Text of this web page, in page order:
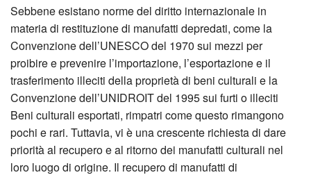
Sebbene esistano norme del diritto internazionale in
materia di restituzione di manufatti depredati, come la
Convenzione dell’UNESCO del 1970 sui mezzi per
proibire e prevenire l’importazione, l’esportazione e il
trasferimento illeciti della proprietà di beni culturali e la
Convenzione dell’UNIDROIT del 1995 sui furti o illeciti
Beni culturali esportati, rimpatri come questo rimangono
pochi e rari. Tuttavia, vi è una crescente richiesta di dare
priorità al recupero e al ritorno dei manufatti culturali nel
loro luogo di origine. Il recupero di manufatti di